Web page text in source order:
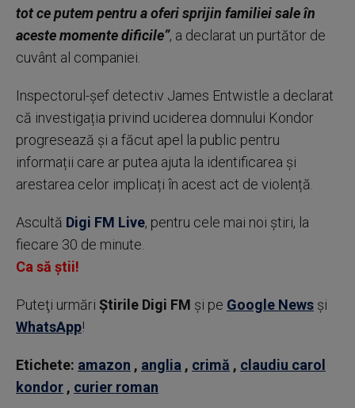
tot ce putem pentru a oferi sprijin familiei sale în
aceste momente dificile”, a declarat un purtător de
cuvânt al companiei.
Inspectorul-șef detectiv James Entwistle a declarat
că investigația privind uciderea domnului Kondor
progresează și a făcut apel la public pentru
informații care ar putea ajuta la identificarea și
arestarea celor implicați în acest act de violență.
Ascultă Digi FM Live, pentru cele mai noi știri, la
fiecare 30 de minute.
Ca să știi!
Puteţi urmări Știrile Digi FM şi pe Google News şi
WhatsApp!
Etichete: amazon , anglia , crimă , claudiu carol
kondor , curier roman